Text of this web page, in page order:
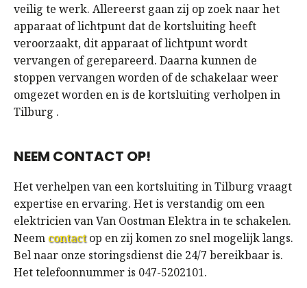
veilig te werk. Allereerst gaan zij op zoek naar het
apparaat of lichtpunt dat de kortsluiting heeft
veroorzaakt, dit apparaat of lichtpunt wordt
vervangen of gerepareerd. Daarna kunnen de
stoppen vervangen worden of de schakelaar weer
omgezet worden en is de kortsluiting verholpen in
Tilburg .
NEEM CONTACT OP!
Het verhelpen van een kortsluiting in Tilburg vraagt
expertise en ervaring. Het is verstandig om een
elektricien van Van Oostman Elektra in te schakelen.
Neem contactop en zij komen zo snel mogelijk langs.
Bel naar onze storingsdienst die 24/7 bereikbaar is.
Het telefoonnummer is 047-5202101.